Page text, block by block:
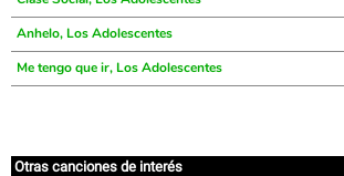
Anhelo, Los Adolescentes
Me tengo que ir, Los Adolescentes
Otras canciones de interés